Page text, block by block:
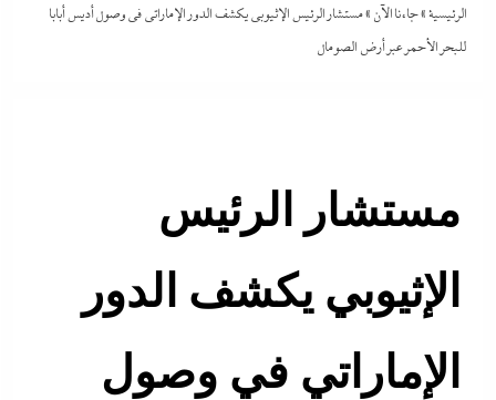
الرئيسية»جاءنا الآن »مستشار الرئيس الإثيوبي يكشف الدور الإماراتي في وصول أديس أبابا
للبحر الأحمر عبر أرض الصومال
مستشار الرئيس
الإثيوبي يكشف الدور
الإماراتي في وصول